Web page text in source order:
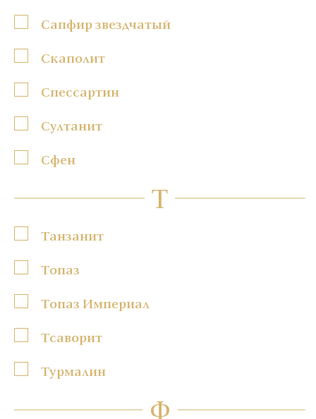
Сапфир звездчатый
Скаполит
Спессартин
Султанит
Сфен
Т
Танзанит
Топаз
Топаз Империал
Тсаворит
Турмалин
Ф